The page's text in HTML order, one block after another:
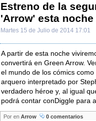
Estreno de la
'Arrow' esta noche
Martes 15 de Julio de 2014 17:01
A partir de esta noche
convertirá en Green Arrow.
el mundo de los cómics
arquero interpretado por
verdadero héroe y, al igual
podrá contar conDiggle para
Por en Arrow 0 comentarios